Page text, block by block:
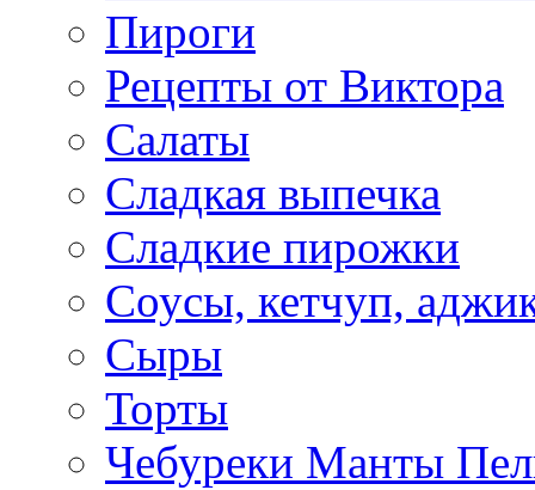
Пироги
Рецепты от Виктора
Салаты
Сладкая выпечка
Сладкие пирожки
Соусы, кетчуп,
Сыры
Торты
Чебуреки Манты